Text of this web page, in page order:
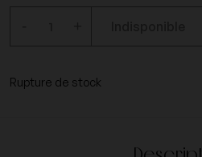
Rupture de stock